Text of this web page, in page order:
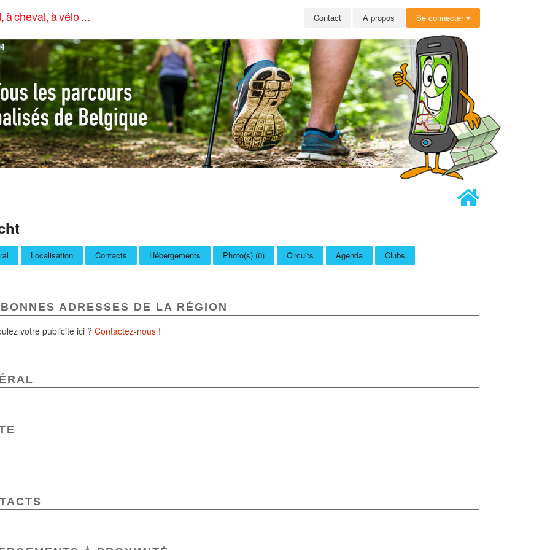
à cheval, à vélo ... Contact A propos Se connecter
4
Localisation Contacts Hébergements Photo(s) (0) Circuits Agenda Clubs
ADRESSES DE LA RÉGION
votre publicité ici ? Contactez-nous !